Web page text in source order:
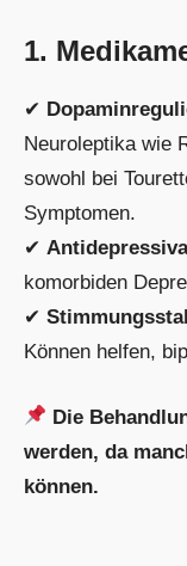
1.
✔
Neuroleptika wie
sowohl bei
Symptomen.
✔
komorbiden
✔
Können helfen,
Die
werden, da
können.